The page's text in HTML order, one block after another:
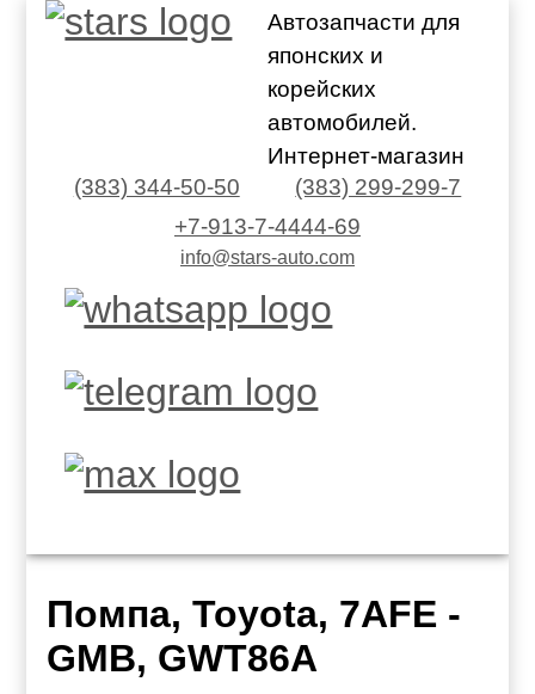
Автозапчасти для
японских и
корейских
автомобилей.
Интернет-магазин
(383) 344-50-50
(383) 299-299-7
+7-913-7-4444-69
info@stars-auto.com
Помпа, Toyota, 7AFE -
GMB, GWT86A